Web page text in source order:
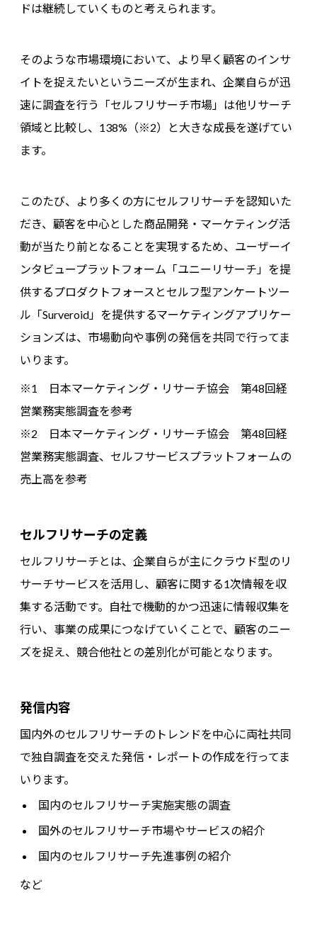
ドは継続していくものと考えられます。
そのような市場環境において、より早く顧客のインサ
イトを捉えたいというニーズが生まれ、企業自らが迅
速に調査を行う「セルフリサーチ市場」は他リサーチ
領域と比較し、138%（※2）と大きな成長を遂げてい
ます。
このたび、より多くの方にセルフリサーチを認知いた
だき、顧客を中心とした商品開発・マーケティング活
動が当たり前となることを実現するため、ユーザーイ
ンタビュープラットフォーム「ユニーリサーチ」を提
供するプロダクトフォースとセルフ型アンケートツー
ル「Surveroid」を提供するマーケティングアプリケー
ションズは、市場動向や事例の発信を共同で行ってま
いります。
※1 日本マーケティング・リサーチ協会 第48回経
営業務実態調査を参考
※2 日本マーケティング・リサーチ協会 第48回経
営業務実態調査、セルフサービスプラットフォームの
売上高を参考
セルフリサーチの定義
セルフリサーチとは、企業自らが主にクラウド型のリ
サーチサービスを活用し、顧客に関する1次情報を収
集する活動です。自社で機動的かつ迅速に情報収集を
行い、事業の成果につなげていくことで、顧客のニー
ズを捉え、競合他社との差別化が可能となります。
発信内容
国内外のセルフリサーチのトレンドを中心に両社共同
で独自調査を交えた発信・レポートの作成を行ってま
いります。
国内のセルフリサーチ実施実態の調査
国外のセルフリサーチ市場やサービスの紹介
国内のセルフリサーチ先進事例の紹介
など